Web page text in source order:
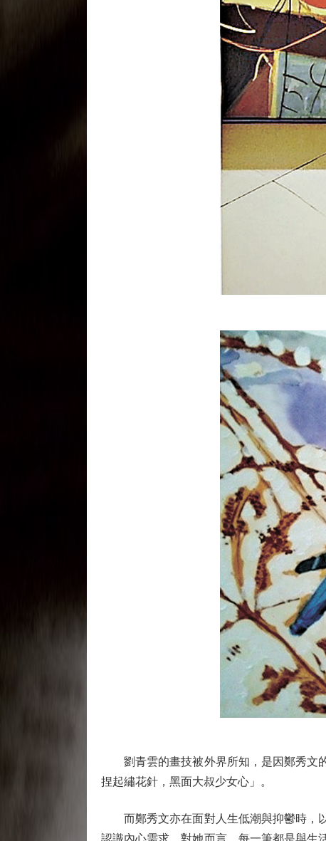
劉青雲的畫技被外界所知，是因鄭秀文的
捏起繡花針，黑面大叔少女心」。
而鄭秀文亦在面對人生低潮與抑鬱時，以
認識內心需求。對她而言，每一筆都是與生